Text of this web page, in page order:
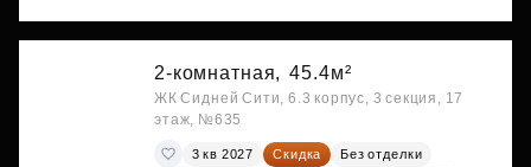
2-комнатная, 45.4м²
ЖК Сидней Сити, 6.3 корпус, 3 секция, 17
этаж, №635
3 кв 2027 Скидка
Без отделки